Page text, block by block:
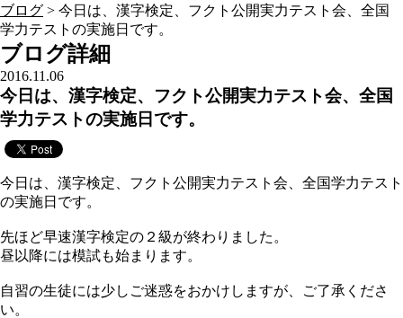
ブログ > 今日は、漢字検定、フクト公開実力テスト会、全国
学力テストの実施日です。
ブログ詳細
2016.11.06
今日は、漢字検定、フクト公開実力テスト会、全国
学力テストの実施日です。
今日は、漢字検定、フクト公開実力テスト会、全国学力テスト
の実施日です。
先ほど早速漢字検定の２級が終わりました。
昼以降には模試も始まります。
自習の生徒には少しご迷惑をおかけしますが、ご了承くださ
い。